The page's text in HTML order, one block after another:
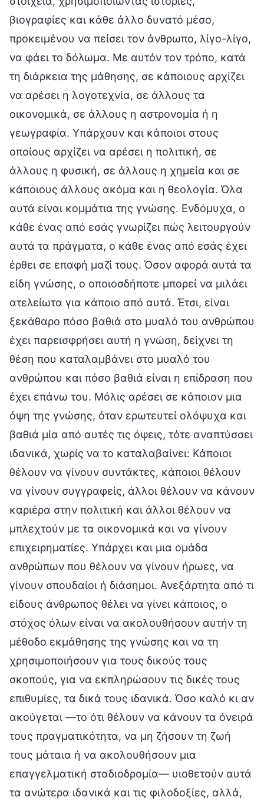
βιογραφίες και κάθε άλλο δυνατό μέσο,
προκειμένου να πείσει τον άνθρωπο, λίγο-λίγο,
να φάει το δόλωμα. Με αυτόν τον τρόπο, κατά
τη διάρκεια της μάθησης, σε κάποιους αρχίζει
να αρέσει η λογοτεχνία, σε άλλους τα
οικονομικά, σε άλλους η αστρονομία ή η
γεωγραφία. Υπάρχουν και κάποιοι στους
οποίους αρχίζει να αρέσει η πολιτική, σε
άλλους η φυσική, σε άλλους η χημεία και σε
κάποιους άλλους ακόμα και η θεολογία. Όλα
αυτά είναι κομμάτια της γνώσης. Ενδόμυχα, ο
κάθε ένας από εσάς γνωρίζει πώς λειτουργούν
αυτά τα πράγματα, ο κάθε ένας από εσάς έχει
έρθει σε επαφή μαζί τους. Όσον αφορά αυτά τα
είδη γνώσης, ο οποιοσδήποτε μπορεί να μιλάει
ατελείωτα για κάποιο από αυτά. Έτσι, είναι
ξεκάθαρο πόσο βαθιά στο μυαλό του ανθρώπου
έχει παρεισφρήσει αυτή η γνώση, δείχνει τη
θέση που καταλαμβάνει στο μυαλό του
ανθρώπου και πόσο βαθιά είναι η επίδραση που
έχει επάνω του. Μόλις αρέσει σε κάποιον μια
όψη της γνώσης, όταν ερωτευτεί ολόψυχα και
βαθιά μία από αυτές τις όψεις, τότε αναπτύσσει
ιδανικά, χωρίς να το καταλαβαίνει: Κάποιοι
θέλουν να γίνουν συντάκτες, κάποιοι θέλουν
να γίνουν συγγραφείς, άλλοι θέλουν να κάνουν
καριέρα στην πολιτική και άλλοι θέλουν να
μπλεχτούν με τα οικονομικά και να γίνουν
επιχειρηματίες. Υπάρχει και μια ομάδα
ανθρώπων που θέλουν να γίνουν ήρωες, να
γίνουν σπουδαίοι ή διάσημοι. Ανεξάρτητα από τι
είδους άνθρωπος θέλει να γίνει κάποιος, ο
στόχος όλων είναι να ακολουθήσουν αυτήν τη
μέθοδο εκμάθησης της γνώσης και να τη
χρησιμοποιήσουν για τους δικούς τους
σκοπούς, για να εκπληρώσουν τις δικές τους
επιθυμίες, τα δικά τους ιδανικά. Όσο καλό κι αν
ακούγεται —το ότι θέλουν να κάνουν τα όνειρά
τους πραγματικότητα, να μη ζήσουν τη ζωή
τους μάταια ή να ακολουθήσουν μια
επαγγελματική σταδιοδρομία— υιοθετούν αυτά
τα ανώτερα ιδανικά και τις φιλοδοξίες, αλλά,